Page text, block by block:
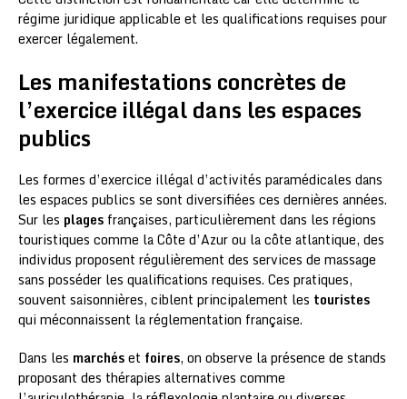
régime juridique applicable et les qualifications requises pour
exercer légalement.
Les manifestations concrètes de
l’exercice illégal dans les espaces
publics
Les formes d’exercice illégal d’activités paramédicales dans
les espaces publics se sont diversifiées ces dernières années.
Sur les plages françaises, particulièrement dans les régions
touristiques comme la Côte d’Azur ou la côte atlantique, des
individus proposent régulièrement des services de massage
sans posséder les qualifications requises. Ces pratiques,
souvent saisonnières, ciblent principalement les touristes
qui méconnaissent la réglementation française.
Dans les marchéset foires, on observe la présence de stands
proposant des thérapies alternatives comme